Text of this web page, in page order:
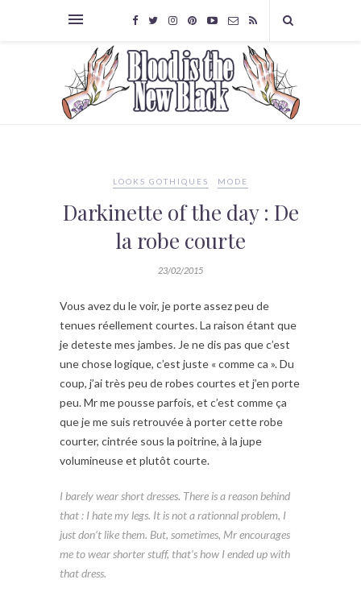
LOOKS GOTHIQUES MODE
Darkinette of the day : De
la robe courte
23/02/2015
Vous avez du le voir, je porte assez peu de
tenues réellement courtes. La raison étant que
je deteste mes jambes. Je ne dis pas que c’est
une chose logique, c’est juste « comme ca ». Du
coup, j’ai très peu de robes courtes et j’en porte
peu. Mr me pousse parfois, et c’est comme ça
que je me suis retrouvée à porter cette robe
courter, cintrée sous la poitrine, à la jupe
volumineuse et plutôt courte.
I barely wear short dresses. There is a reason behind
that : I hate my legs. It is not a rationnal problem, I
just don’t like them. But, sometimes, Mr encourages
me to wear shorter stuff, that’s how I ended up with
that dress.